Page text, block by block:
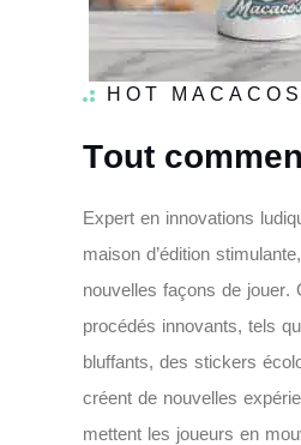
HOT MACACOS
Tout commen
Expert en innovations ludiq
maison d’édition stimulante,
nouvelles façons de jouer.
procédés innovants, tels qu
bluffants, des stickers écol
créent de nouvelles expérie
mettent les joueurs en mou